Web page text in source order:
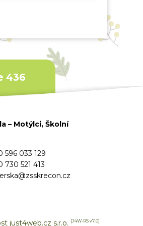
436
– Motýlci, Školní
596 033 129
730 521 413
just4web.cz s.r.o. (J4W-RS v7.0)